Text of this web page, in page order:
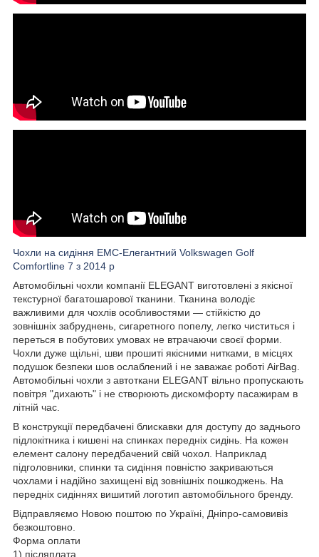
Чохли на сидіння EMC-Елегантний Volkswagen Golf
Comfortline 7 з 2014 р
Автомобільні чохли компанії ELEGANT виготовлені з якісної
текстурної багатошарової тканини. Тканина володіє
важливими для чохлів особливостями — стійкістю до
зовнішніх забруднень, сигаретного попелу, легко чиститься і
переться в побутових умовах не втрачаючи своєї форми.
Чохли дуже щільні, шви прошиті якісними нитками, в місцях
подушок безпеки шов ослаблений і не заважає роботі AirBag.
Автомобільні чохли з автоткани ELEGANT вільно пропускають
повітря "дихають" і не створюють дискомфорту пасажирам в
літній час.
В конструкції передбачені блискавки для доступу до заднього
підлокітника і кишені на спинках передніх сидінь. На кожен
елемент салону передбачений свій чохол. Наприклад
підголовники, спинки та сидіння повністю закриваються
чохлами і надійно захищені від зовнішніх пошкоджень. На
передніх сидіннях вишитий логотип автомобільного бренду.
Відправляємо Новою поштою по Україні, Дніпро-самовивіз
безкоштовно.
Форма оплати
1) післяплата